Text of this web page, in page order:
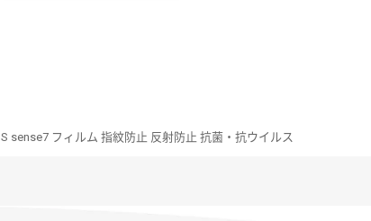
sense7 フィルム 指紋防止 反射防止 抗菌・抗ウイルス